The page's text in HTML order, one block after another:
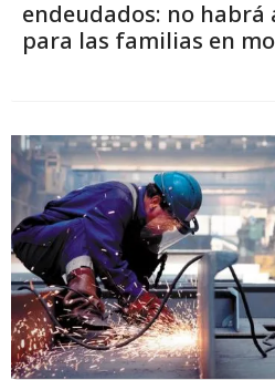
endeudados: no
para las familias en